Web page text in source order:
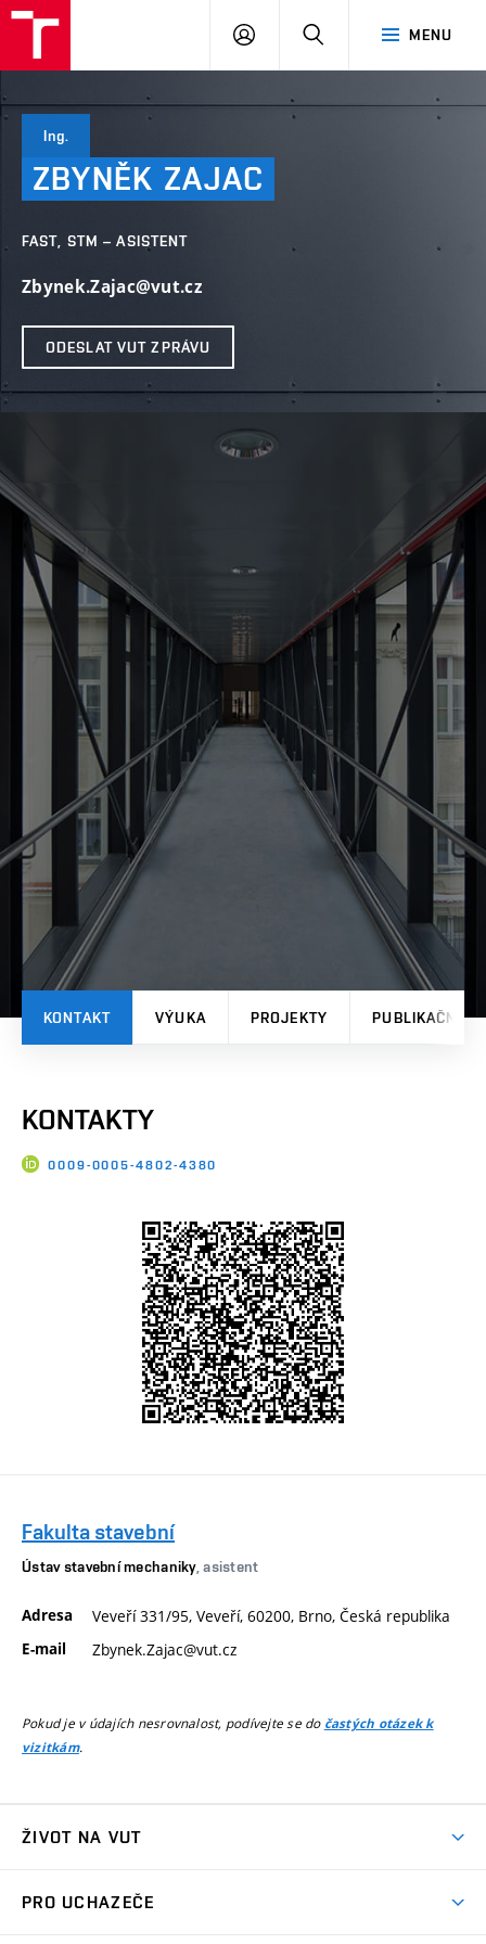
MENU
PŘIHLÁSIT
Ing.
ZBYNĚK ZAJAC
FAST, STM – ASISTENT
Zbynek.Zajac@vut.cz
ODESLAT VUT ZPRÁVU
KONTAKT VÝUKA PROJEKTY PUBLIKAČNÍ
KONTAKTY
0009-0005-4802-4380
Fakulta stavební
Ústav stavební mechaniky, asistent
Adresa Veveří 331/95, Veveří, 60200, Brno, Česká republika
E-mail Zbynek.Zajac@vut.cz
Pokud je v údajích nesrovnalost, podívejte se do častých otázek k
vizitkám.
ŽIVOT NA VUT
PRO UCHAZEČE